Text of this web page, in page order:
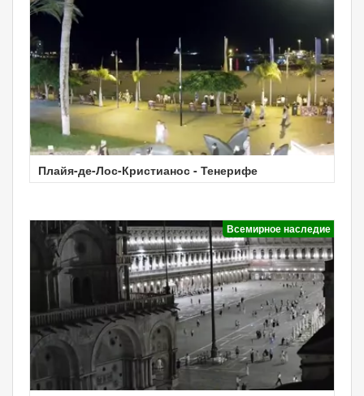
Плайя-де-Лос-Кристианос - Тенерифе
Всемирное наследие